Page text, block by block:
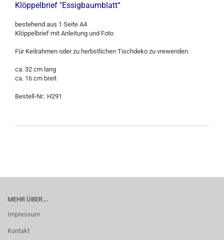
Klöppelbrief "Essigbaumblatt“
bestehend aus 1 Seite A4
Klöppelbrief mit Anleitung und Foto
Für Keilrahmen oder zu herbstlichen Tischdeko zu vrewenden.
ca. 32 cm lang
ca. 16 cm breit
Bestell-Nr.: H291
MEHR ÜBER...
Impressum
Kontakt